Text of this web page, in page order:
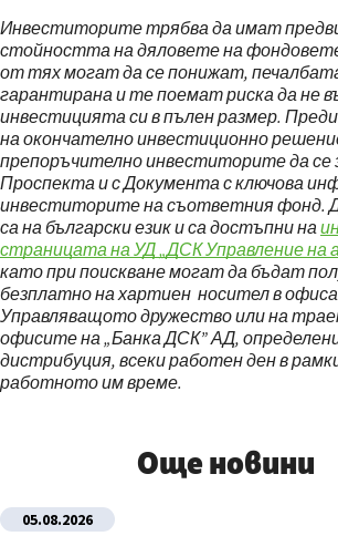
Инвеститорите трябва да имат
стойността на дяловете на
от тях могат да се понижат,
гарантирана и те поемат риска да не
инвестицията си в пълен размер.
на окончателно инвестиционно
препоръчително инвеститорите да се
Проспекта и с Документа с ключова
инвеститорите на съответния фонд.
са на български език и са достъпни на
страницата на УД „ДСК Управление на
като при поискване могат да бъдат
безплатно на хартиен носител в
Управляващото дружество или на
офисите на „Банка ДСК” АД,
дистрибуция, всеки работен ден в
работното им време.
Още новини
05.08.2026